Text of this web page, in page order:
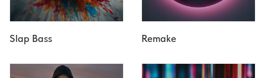
Slap Bass Remake